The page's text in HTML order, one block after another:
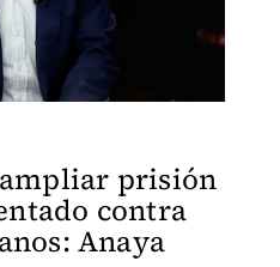
prisión
contra
Anaya